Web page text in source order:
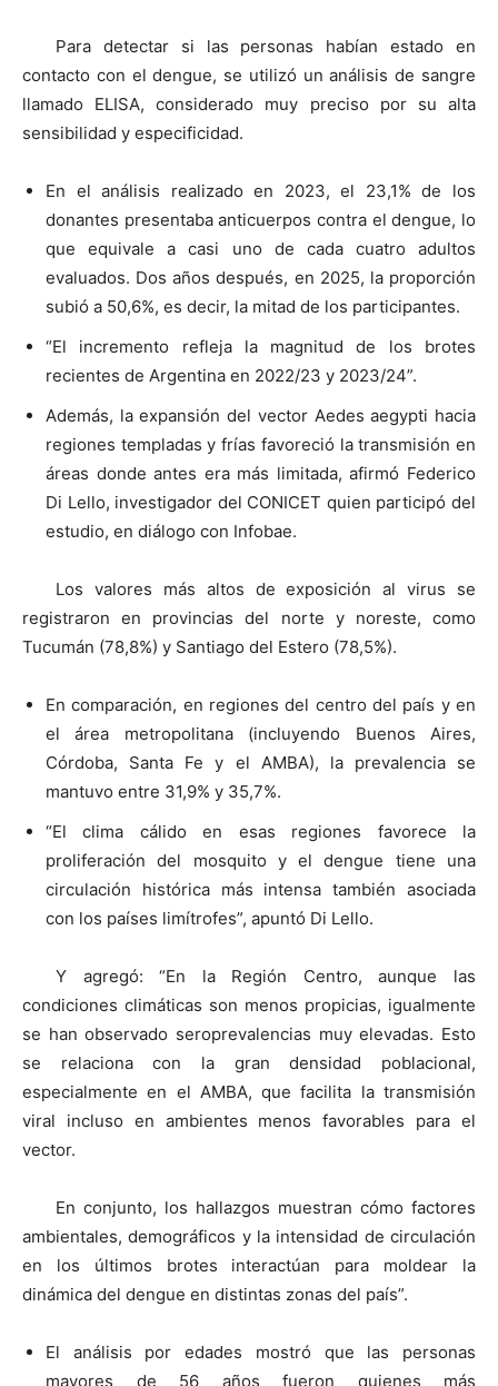
Para detectar si las personas habían estado en
contacto con el dengue, se utilizó un análisis de sangre
llamado ELISA, considerado muy preciso por su alta
sensibilidad y especificidad.
En el análisis realizado en 2023, el 23,1% de los
donantes presentaba anticuerpos contra el dengue, lo
que equivale a casi uno de cada cuatro adultos
evaluados. Dos años después, en 2025, la proporción
subió a 50,6%, es decir, la mitad de los participantes.
“El incremento refleja la magnitud de los brotes
recientes de Argentina en 2022/23 y 2023/24”.
Además, la expansión del vector Aedes aegypti hacia
regiones templadas y frías favoreció la transmisión en
áreas donde antes era más limitada, afirmó Federico
Di Lello, investigador del CONICET quien participó del
estudio, en diálogo con Infobae.
Los valores más altos de exposición al virus se
registraron en provincias del norte y noreste, como
Tucumán (78,8%) y Santiago del Estero (78,5%).
En comparación, en regiones del centro del país y en
el área metropolitana (incluyendo Buenos Aires,
Córdoba, Santa Fe y el AMBA), la prevalencia se
mantuvo entre 31,9% y 35,7%.
“El clima cálido en esas regiones favorece la
proliferación del mosquito y el dengue tiene una
circulación histórica más intensa también asociada
con los países limítrofes”, apuntó Di Lello.
Y agregó: “En la Región Centro, aunque las
condiciones climáticas son menos propicias, igualmente
se han observado seroprevalencias muy elevadas. Esto
se relaciona con la gran densidad poblacional,
especialmente en el AMBA, que facilita la transmisión
viral incluso en ambientes menos favorables para el
vector.
En conjunto, los hallazgos muestran cómo factores
ambientales, demográficos y la intensidad de circulación
en los últimos brotes interactúan para moldear la
dinámica del dengue en distintas zonas del país”.
El análisis por edades mostró que las personas
mayores de 56 años fueron quienes más